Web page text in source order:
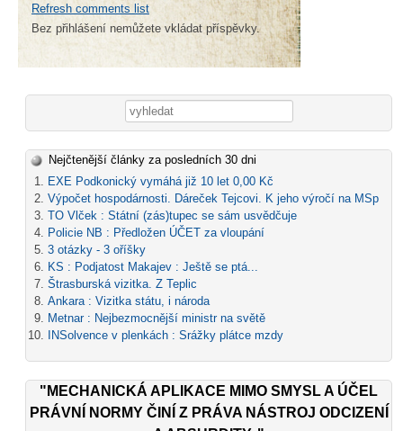
Refresh comments list
Bez přihlášení nemůžete vkládat příspěvky.
Vyhledávání
Nejčtenější články za posledních 30 dni
EXE Podkonický vymáhá již 10 let 0,00 Kč
Výpočet hospodárnosti. Dáreček Tejcovi. K jeho výročí na MSp
TO Vlček : Státní (zás)tupec se sám usvědčuje
Policie NB : Předložen ÚČET za vloupání
3 otázky - 3 oříšky
KS : Podjatost Makajev : Ještě se ptá...
Štrasburská vizitka. Z Teplic
Ankara : Vizitka státu, i národa
Metnar : Nejbezmocnější ministr na světě
INSolvence v plenkách : Srážky plátce mzdy
"MECHANICKÁ APLIKACE MIMO SMYSL A ÚČEL
PRÁVNÍ NORMY ČINÍ Z PRÁVA NÁSTROJ ODCIZENÍ